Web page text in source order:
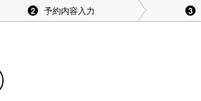
2 予約内容入力 3